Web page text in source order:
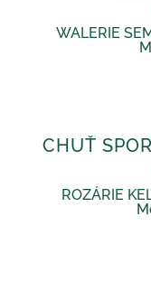
WALERIE
CHUŤ
ROZÁRIE